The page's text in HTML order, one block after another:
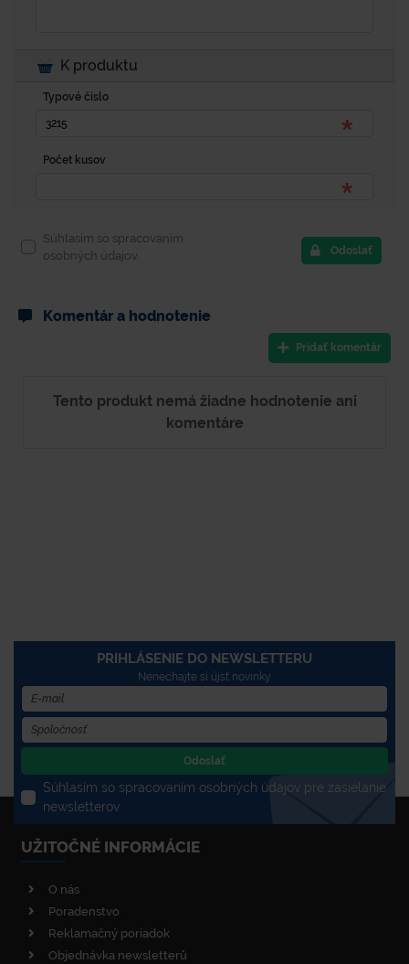
K produktu
Typové číslo
Počet kusov
Súhlasím so spracovaním
osobných údajov.
Odoslať
Komentár a hodnotenie
Pridať komentár
Tento produkt nemá žiadne hodnotenie ani
komentáre
PRIHLÁSENIE DO NEWSLETTERU
Nenechajte si újsť novinky
Odoslať
Súhlasím so spracovaním osobných údajov pre zasielanie
newsletterov
UŽITOČNÉ INFORMÁCIE
O nás
Poradenstvo
Reklamačný poriadok
Objednávka newsletterů